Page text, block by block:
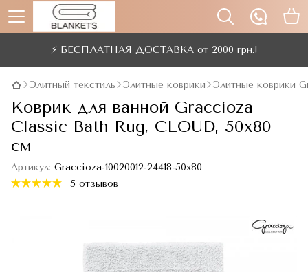
⚡ БЕСПЛАТНАЯ ДОСТАВКА от 2000 грн.!
Элитный текстиль Элитные коврики Элитные коврики
Коврик для ванной Graccioza
Classic Bath Rug, CLOUD, 50x80
см
Артикул: Graccioza-10020012-24418-50x80
5 отзывов